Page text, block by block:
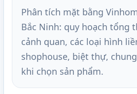
Phân tích mặt bằng
Bắc Ninh: quy hoạch tổng
cảnh quan, các loại hình
shophouse, biệt thự,
khi chọn sản phẩm.